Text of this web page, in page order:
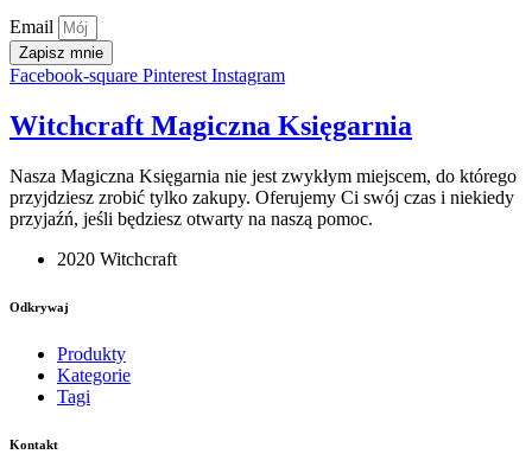
Email
Zapisz mnie
Facebook-square Pinterest Instagram
Witchcraft Magiczna Księgarnia
Nasza Magiczna Księgarnia nie jest zwykłym miejscem, do którego
przyjdziesz zrobić tylko zakupy. Oferujemy Ci swój czas i niekiedy
przyjaźń, jeśli będziesz otwarty na naszą pomoc.
2020 Witchcraft
Odkrywaj
Produkty
Kategorie
Tagi
Kontakt